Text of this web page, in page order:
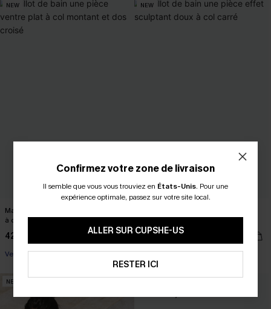
NEW
Maillot de bain une pièce ventre plat
à col montant et dos croisé
42,00 €
Ventre plat
NEW
sculptant doux à col carré
44,90 €
NEW
Confirmez votre zone de livraison
Il semble que vous vous trouviez en États-Unis. Pour une
expérience optimale, passez sur votre site local.
ALLER SUR CUPSHE-US
RESTER ICI